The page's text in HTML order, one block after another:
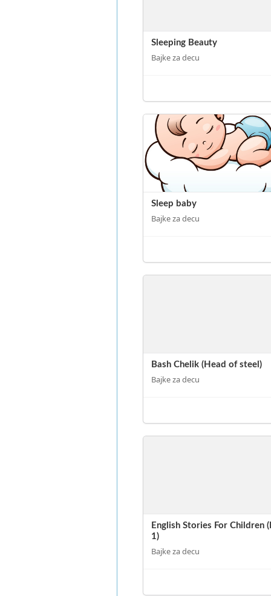
Sleeping Beauty
Bajke za decu
Sleep baby
Bajke za decu
Bash Chelik (Head of steel)
Bajke za decu
English Stories For Children
1)
Bajke za decu